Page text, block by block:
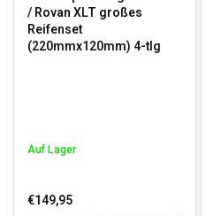
/ Rovan XLT großes
Reifenset
(220mmx120mm) 4-tlg
Auf Lager
€149,95